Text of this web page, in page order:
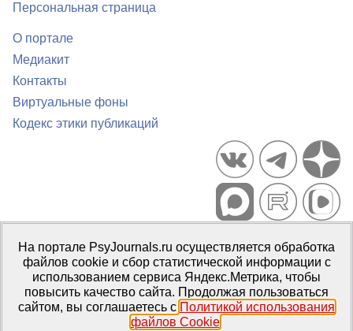
Персональная страница
О портале
Медиакит
Контакты
Виртуальные фоны
Кодекс этики публикаций
Портал психологических изданий PsyJournals.ru, 2007–2026
Правила использования материалов
Свидетельство регистрации СМИЭл № ФС77-66447 от 14 июля
2016 г.
Издатель: ФГБОУ ВО МГППУ
На портале PsyJournals.ru осуществляется обработка
файлов cookie и сбор статистической информации с
использованием сервиса Яндекс.Метрика, чтобы
повысить качество сайта. Продолжая пользоваться
сайтом, вы соглашаетесь с Политикой использования
файлов Cookie.